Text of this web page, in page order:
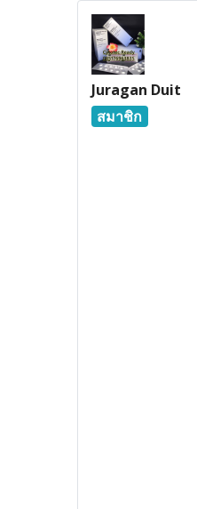
Juragan Duit
สมาชิก